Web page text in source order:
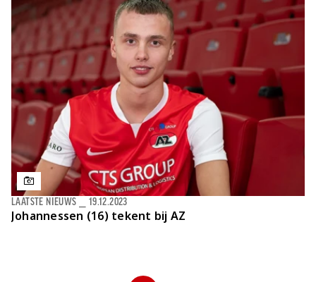
Johannessen (16) tekent bij AZ
LAATSTE NIEUWS 19.12.2023